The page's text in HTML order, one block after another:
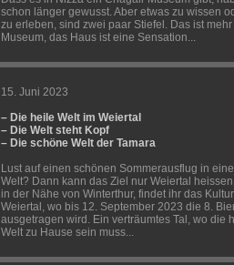
schon länger gewusst. Aber etwas zu wissen
zu erleben, sind zwei paar Stiefel. Das ist
Museum, das Haus ist eine Sensation...
15. Juni 2023
– Die heile Welt im Weiertal
– Die Welt steht Kopf
– Die schöne Welt der Tamara
Lust auf einen schönen Sommerausflug in
Welt? Dann kann das Ziel nur Weiertal
in der Nähe von Winterthur, findet ihr das
Weiertal, wo bis 12. September 2023 die 8.
ausgetragen wird. Ein verträumtes Tal, wo die
Welt zu Hause sein muss...